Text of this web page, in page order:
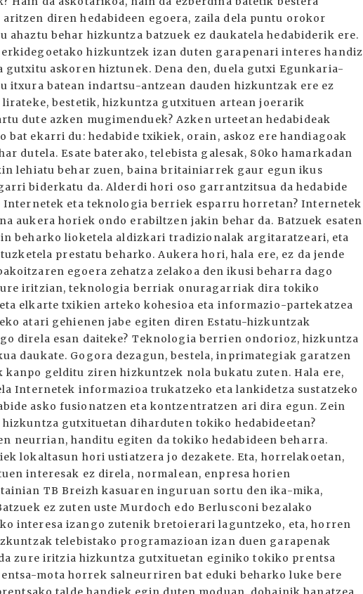
diren hedabideen egoera, zaila dela puntu orokor
ahaztu behar hizkuntza batzuek ez daukatela hedabiderik ere.
hizkuntzek izan duten garapenari interes handiz
askoren hiztunek. Dena den, duela gutxi Egunkaria-
itxura batean indartsu-antzean dauden hizkuntzak ere ez
lirateke, bestetik, hizkuntza gutxituen artean joerarik
dute azken mugimenduek? Azken urteetan hedabideak
bat ekarri du: hedabide txikiek, orain, askoz ere handiagoak
dutela. Esate baterako, telebista galesak, 80ko hamarkadan
lehiatu behar zuen, baina britainiarrek gaur egun ikus
biderkatu da. Alderdi hori oso garrantzitsua da hedabide
Internetek eta teknologia berriek esparru horretan? Internetek
aukera horiek ondo erabiltzen jakin behar da. Batzuek esaten
beharko lioketela aldizkari tradizionalak argitaratzeari, eta
prestatu beharko. Aukera hori, hala ere, ez da jende
egoera zehatza zelakoa den ikusi beharra dago
iritzian, teknologia berriak onuragarriak dira tokiko
elkarte txikien arteko kohesioa eta informazio-partekatzea
atari gehienen jabe egiten diren Estatu-hizkuntzak
direla esan daiteke? Teknologia berrien ondorioz, hizkuntza
daukate. Gogora dezagun, bestela, inprimategiak garatzen
gelditu ziren hizkuntzek nola bukatu zuten. Hala ere,
Internetek informazioa trukatzeko eta lankidetza sustatzeko
asko fusionatzen eta kontzentratzen ari dira egun. Zein
gutxituetan diharduten tokiko hedabideetan?
neurrian, handitu egiten da tokiko hedabideen beharra.
lokaltasun hori ustiatzera jo dezakete. Eta, horrelakoetan,
interesak ez direla, normalean, enpresa horien
TB Breizh kasuaren inguruan sortu den ika-mika,
ez zuten uste Murdoch edo Berlusconi bezalako
interesa izango zutenik bretoierari laguntzeko, eta, horren
telebistako programazioan izan duen garapenak
zure iritzia hizkuntza gutxituetan eginiko tokiko prentsa
mota horrek salneurriren bat eduki beharko luke bere